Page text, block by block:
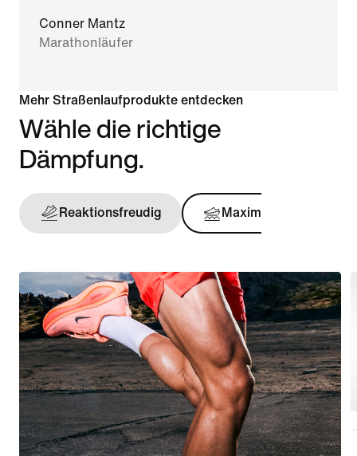
Conner Mantz
Marathonläufer
Mehr Straßenlaufprodukte entdecken
Wähle die richtige
Dämpfung.
Reaktionsfreudig Maximal